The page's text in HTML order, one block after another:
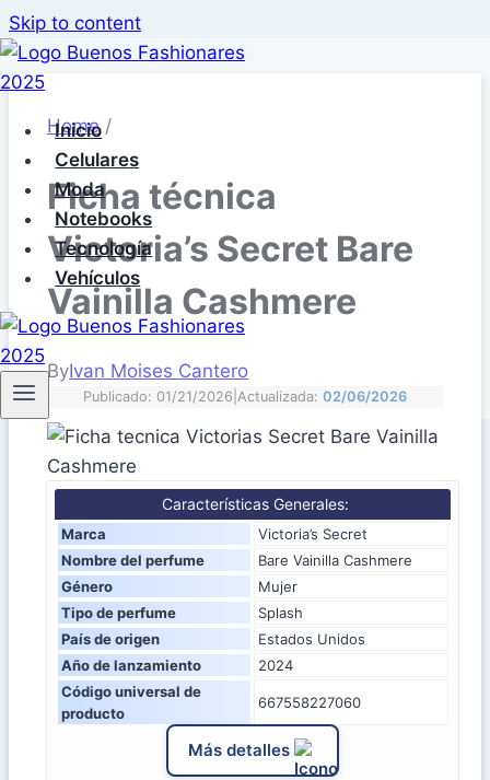
Skip to content
Inicio
Celulares
Moda
Notebooks
Tecnología
Vehículos
Home /
Ficha técnica
Victoria’s Secret Bare
Vainilla Cashmere
ByIvan Moises Cantero
Publicado: 01/21/2026 Actualizada: 02/06/2026
Características Generales:
Marca
Victoria’s Secret
Nombre del perfume
Bare Vainilla Cashmere
Género
Mujer
Tipo de perfume
Splash
País de origen
Estados Unidos
Año de lanzamiento
2024
Código universal de
producto
667558227060
Más detalles